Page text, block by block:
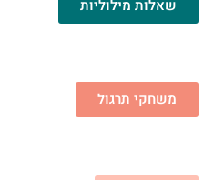
שאלות מילוליות
משחקי תרגול